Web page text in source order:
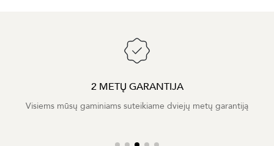
2 METŲ GARANTIJA
Visiems mūsų gaminiams suteikiame dviejų metų garantiją